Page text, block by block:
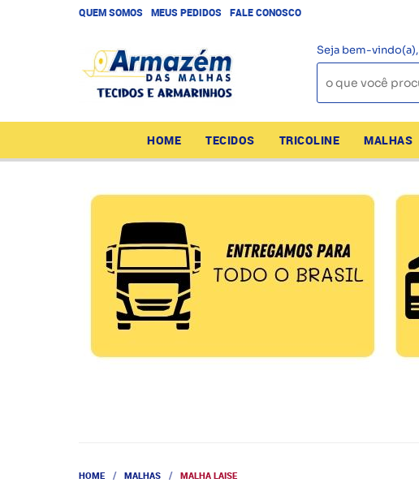
QUEM SOMOS MEUS PEDIDOS FALE CONOSCO
Seja bem-vindo(a),
HOME TECIDOS TRICOLINE MALHAS
HOME MALHAS MALHA LAISE